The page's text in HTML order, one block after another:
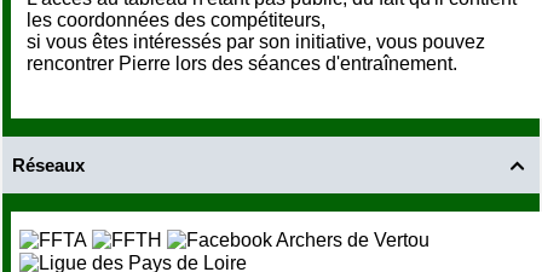
les coordonnées des compétiteurs,
si vous êtes intéressés par son initiative, vous pouvez
rencontrer Pierre lors des séances d'entraînement.

Réseaux